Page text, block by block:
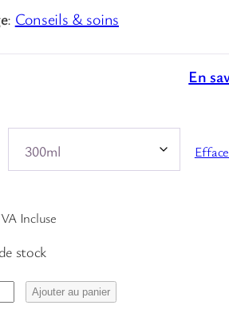
9
: Conseils & soins
En
Incluse
stock
Ajouter au panier